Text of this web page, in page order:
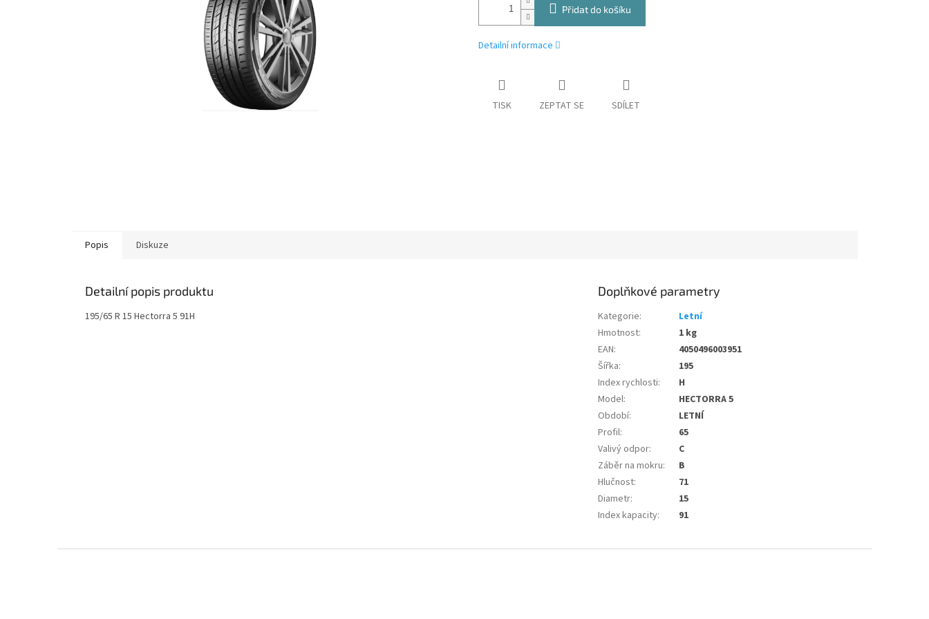
Přidat do košíku
Detailní informace
TISK ZEPTAT SE SDÍLET
Popis Diskuze
Detailní popis produktu
195/65 R 15 Hectorra 5 91H
Doplňkové parametry
Kategorie:
Letní
Hmotnost:
1 kg
EAN:
4050496003951
Šířka:
195
Index rychlosti:
H
Model:
HECTORRA 5
Období:
LETNÍ
Profil:
65
Valivý odpor:
C
Záběr na mokru:
B
Hlučnost:
71
Diametr:
15
Index kapacity: 91